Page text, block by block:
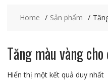
Home Sản phẩm
Tăng màu vàng
Hiển thị một kết quả duy nhất